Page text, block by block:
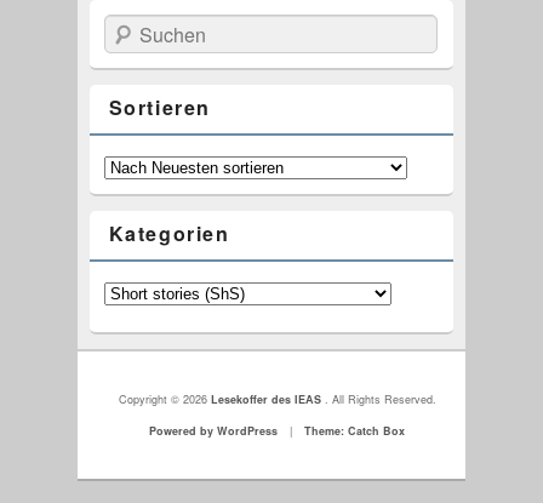
Suchen
Sortieren
Kategorien
Copyright © 2026 Lesekoffer des IEAS . All Rights Reserved.
Powered by WordPress
| Theme: Catch Box